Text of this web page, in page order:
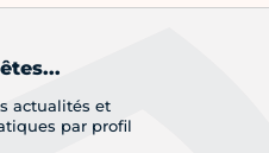
actualités et
par profil